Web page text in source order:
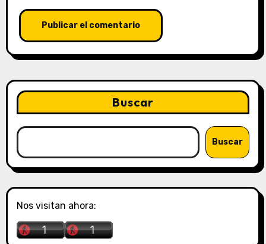
Buscar
Buscar
Nos visitan ahora: